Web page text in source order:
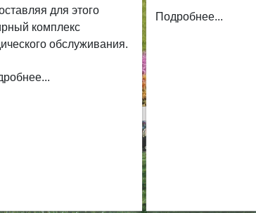
для этого
комплекс
обслуживания.
Подробнее...